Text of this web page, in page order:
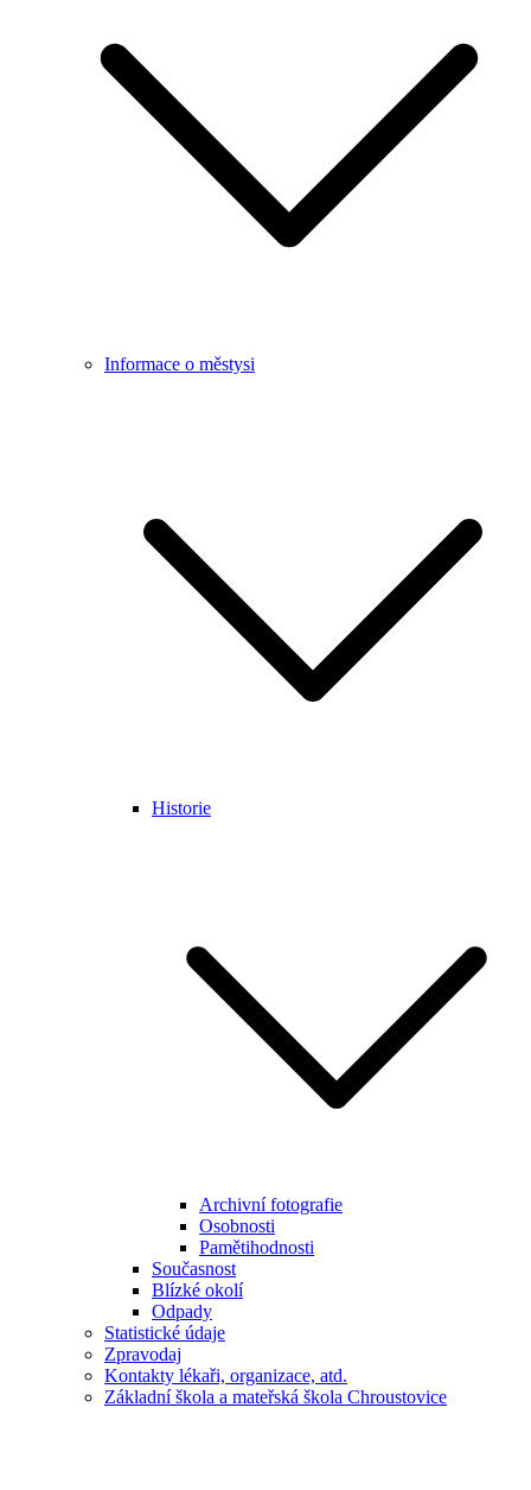
Informace o městysi
Historie
Archivní fotografie
Osobnosti
Pamětihodnosti
Současnost
Blízké okolí
Odpady
Statistické údaje
Zpravodaj
Kontakty lékaři, organizace, atd.
Základní škola a mateřská škola Chroustovice